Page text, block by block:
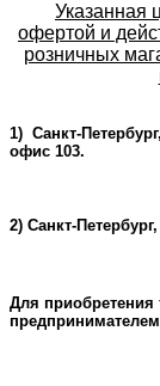
Указанная
офертой и
розничных
1) Санкт-
офис 103.
2) Санкт-
Для